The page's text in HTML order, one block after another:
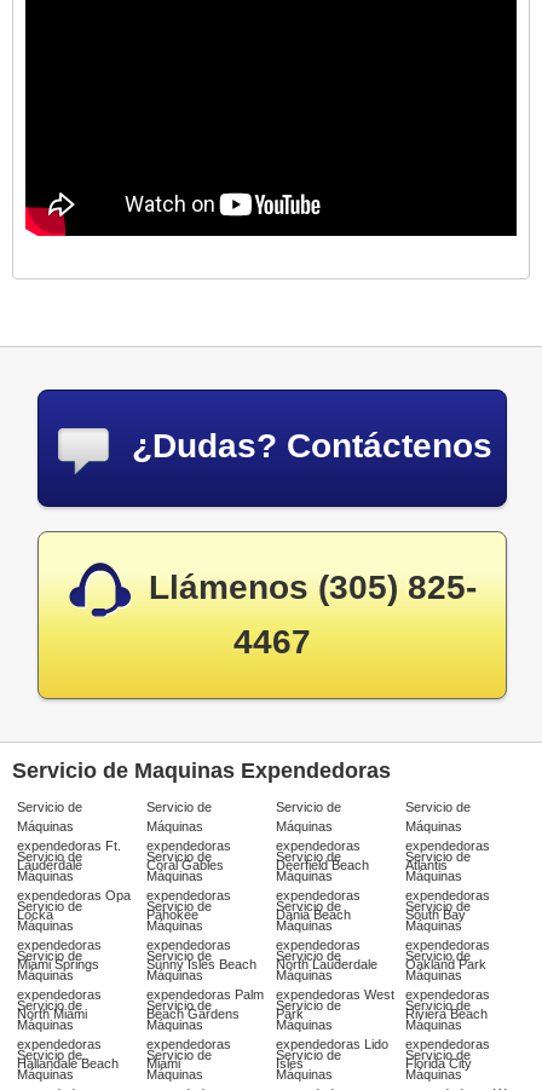
¿Dudas? Contáctenos
Llámenos (305) 825-
4467
Servicio de Maquinas Expendedoras
Servicio de
Máquinas
expendedoras Ft.
Lauderdale
Servicio de
Máquinas
expendedoras
Coral Gables
Servicio de
Máquinas
expendedoras
Deerfield Beach
Servicio de
Máquinas
expendedoras
Atlantis
Servicio de
Máquinas
expendedoras Opa
Locka
Servicio de
Máquinas
expendedoras
Pahokee
Servicio de
Máquinas
expendedoras
Dania Beach
Servicio de
Máquinas
expendedoras
South Bay
Servicio de
Máquinas
expendedoras
Miami Springs
Servicio de
Máquinas
expendedoras
Sunny Isles Beach
Servicio de
Máquinas
expendedoras
North Lauderdale
Servicio de
Máquinas
expendedoras
Oakland Park
Servicio de
Máquinas
expendedoras
North Miami
Servicio de
Máquinas
expendedoras Palm
Beach Gardens
Servicio de
Máquinas
expendedoras West
Park
Servicio de
Máquinas
expendedoras
Riviera Beach
Servicio de
Máquinas
expendedoras
Hallandale Beach
Servicio de
Máquinas
expendedoras
Miami
Servicio de
Máquinas
expendedoras Lido
Isles
Servicio de
Máquinas
expendedoras
Florida City
Servicio de
Máquinas
Servicio de
Máquinas
Servicio de
Máquinas
Servicio de
Máquinas